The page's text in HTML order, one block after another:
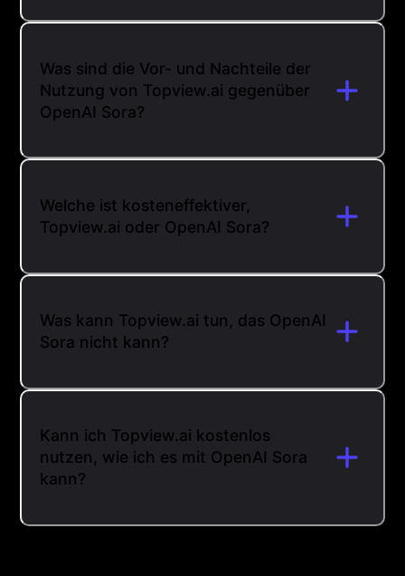
Was sind die Vor- und Nachteile der
Nutzung von Topview.ai gegenüber
OpenAI Sora?
Welche ist kosteneffektiver,
Topview.ai oder OpenAI Sora?
Was kann Topview.ai tun, das OpenAI
Sora nicht kann?
Kann ich Topview.ai kostenlos
nutzen, wie ich es mit OpenAI Sora
kann?